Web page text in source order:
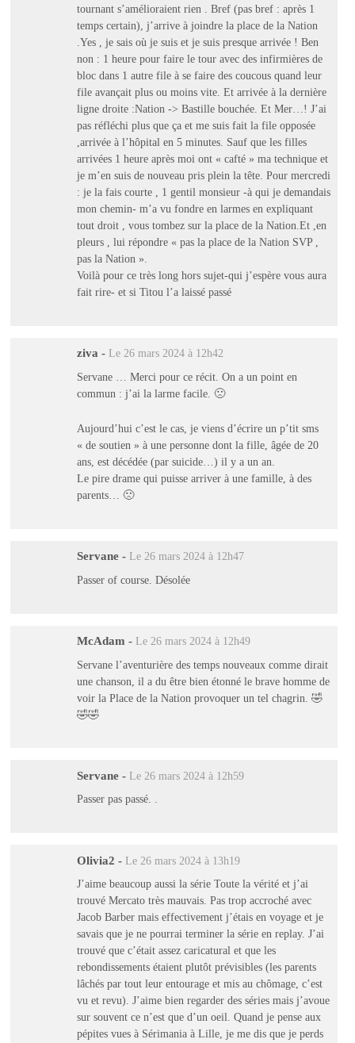
tournant s’amélioraient rien . Bref (pas bref : après 1
temps certain), j’arrive à joindre la place de la Nation
.Yes , je sais où je suis et je suis presque arrivée ! Ben
non : 1 heure pour faire le tour avec des infirmières de
bloc dans 1 autre file à se faire des coucous quand leur
file avançait plus ou moins vite. Et arrivée à la dernière
ligne droite :Nation -> Bastille bouchée. Et Mer…! J’ai
pas réfléchi plus que ça et me suis fait la file opposée
,arrivée à l’hôpital en 5 minutes. Sauf que les filles
arrivées 1 heure après moi ont « cafté » ma technique et
je m’en suis de nouveau pris plein la tête. Pour mercredi
: je la fais courte , 1 gentil monsieur -à qui je demandais
mon chemin- m’a vu fondre en larmes en expliquant
tout droit , vous tombez sur la place de la Nation.Et ,en
pleurs , lui répondre « pas la place de la Nation SVP ,
pas la Nation ».
Voilà pour ce très long hors sujet-qui j’espère vous aura
fait rire- et si Titou l’a laissé passé
ziva - Le 26 mars 2024 à 12h42
Servane … Merci pour ce récit. On a un point en
commun : j’ai la larme facile. 🙁
Aujourd’hui c’est le cas, je viens d’écrire un p’tit sms
« de soutien » à une personne dont la fille, âgée de 20
ans, est décédée (par suicide…) il y a un an.
Le pire drame qui puisse arriver à une famille, à des
parents… 🙁
Servane - Le 26 mars 2024 à 12h47
Passer of course. Désolée
McAdam - Le 26 mars 2024 à 12h49
Servane l’aventurière des temps nouveaux comme dirait
une chanson, il a du être bien étonné le brave homme de
voir la Place de la Nation provoquer un tel chagrin. 🤣
🤣🤣
Servane - Le 26 mars 2024 à 12h59
Passer pas passé. .
Olivia2 - Le 26 mars 2024 à 13h19
J’aime beaucoup aussi la série Toute la vérité et j’ai
trouvé Mercato très mauvais. Pas trop accroché avec
Jacob Barber mais effectivement j’étais en voyage et je
savais que je ne pourrai terminer la série en replay. J’ai
trouvé que c’était assez caricatural et que les
rebondissements étaient plutôt prévisibles (les parents
lâchés par tout leur entourage et mis au chômage, c’est
vu et revu). J’aime bien regarder des séries mais j’avoue
sur souvent ce n’est que d’un oeil. Quand je pense aux
pépites vues à Sérimania à Lille, je me dis que je perds